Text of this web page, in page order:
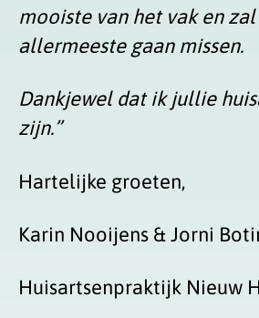
mooiste van het vak en
allermeeste gaan missen.
Dankjewel dat ik jullie
zijn.”
Hartelijke groeten,
Karin Nooijens & Jorni
Huisartsenpraktijk Nieuw